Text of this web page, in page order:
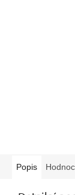
Popis